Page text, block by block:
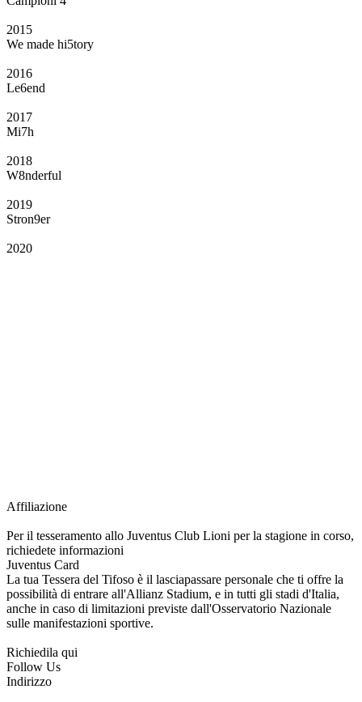
2015
We made hi5tory
2016
Le6end
2017
Mi7h
2018
W8nderful
2019
Stron9er
2020
Affiliazione
Per il tesseramento allo Juventus Club Lioni per la stagione in corso,
richiedete informazioni
Juventus Card
La tua Tessera del Tifoso è il lasciapassare personale che ti offre la
possibilità di entrare all'Allianz Stadium, e in tutti gli stadi d'Italia,
anche in caso di limitazioni previste dall'Osservatorio Nazionale
sulle manifestazioni sportive.
Richiedila qui
Follow Us
Indirizzo